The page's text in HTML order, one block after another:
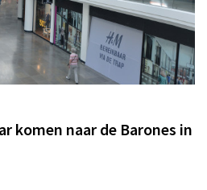
komen naar de Barones in